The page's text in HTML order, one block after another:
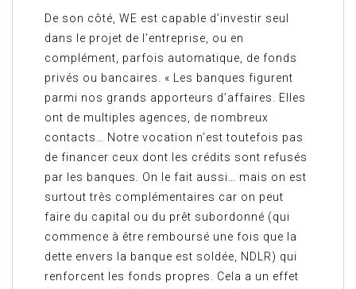
De son côté, WE est capable d’investir seul
dans le projet de l’entreprise, ou en
complément, parfois automatique, de fonds
privés ou bancaires. « Les banques figurent
parmi nos grands apporteurs d’affaires. Elles
ont de multiples agences, de nombreux
contacts… Notre vocation n’est toutefois pas
de financer ceux dont les crédits sont refusés
par les banques. On le fait aussi… mais on est
surtout très complémentaires car on peut
faire du capital ou du prêt subordonné (qui
commence à être remboursé une fois que la
dette envers la banque est soldée, NDLR) qui
renforcent les fonds propres. Cela a un effet